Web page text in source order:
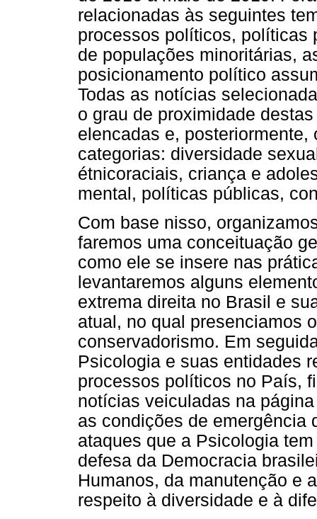
relacionadas às seguintes
processos políticos, políticas
de populações minoritárias,
posicionamento político
Todas as notícias
o grau de proximidade
elencadas e,
categorias: diversidade
étnicoraciais, criança e
mental, políticas públicas,
Com base nisso,
faremos uma conceituação
como ele se insere nas
levantaremos alguns
extrema direita no Brasil e
atual, no qual presenciamos
conservadorismo. Em
Psicologia e suas entidades
processos políticos no País,
notícias veiculadas na
as condições de emergência
ataques que a Psicologia
defesa da Democracia
Humanos, da manutenção e
respeito à diversidade e à